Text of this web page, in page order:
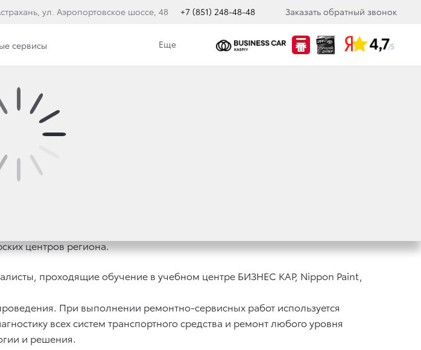
ул. Аэропортовское шоссе, 48 +7 (851) 248-48-48 Заказать обратный звонок
сервисы Еще
ЦЕНТРА
центров региона.
проходящие обучение в учебном центре БИЗНЕС КАР, Nippon Paint,
При выполнении ремонтно-сервисных работ используется
всех систем транспортного средства и ремонт любого уровня
и решения.